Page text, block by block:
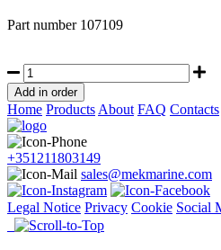
Part number 107109
Home ProductsAbout FAQ Contacts
+351211803149
sales@mekmarine.com
Legal Notice Privacy Cookie Social